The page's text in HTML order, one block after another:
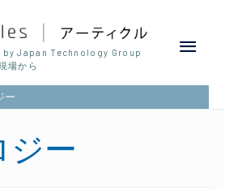
Japan Technology Group
場から
Main
Menu
ー
ジー